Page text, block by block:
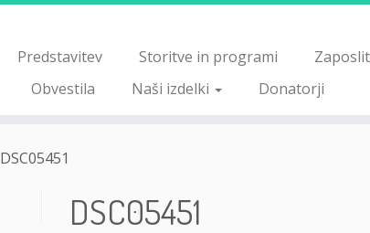
Predstavitev Storitve in programi
Obvestila
Naši izdelki Donatorji
DSC05451
DSC05451